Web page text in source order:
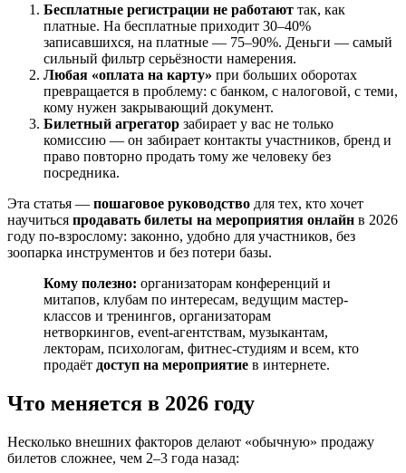
Бесплатные регистрации не работают так, как
платные. На бесплатные приходит 30–40%
записавшихся, на платные — 75–90%. Деньги — самый
сильный фильтр серьёзности намерения.
Любая «оплата на карту» при больших оборотах
превращается в проблему: с банком, с налоговой, с теми,
кому нужен закрывающий документ.
Билетный агрегатор забирает у вас не только
комиссию — он забирает контакты участников, бренд и
право повторно продать тому же человеку без
посредника.
Эта статья — пошаговое руководство для тех, кто хочет
научиться продавать билеты на мероприятия онлайн в 2026
году по-взрослому: законно, удобно для участников, без
зоопарка инструментов и без потери базы.
Кому полезно: организаторам конференций и
митапов, клубам по интересам, ведущим мастер-
классов и тренингов, организаторам
нетворкингов, event-агентствам, музыкантам,
лекторам, психологам, фитнес-студиям и всем, кто
продаёт доступ на мероприятие в интернете.
Что меняется в 2026 году
Несколько внешних факторов делают «обычную» продажу
билетов сложнее, чем 2–3 года назад: